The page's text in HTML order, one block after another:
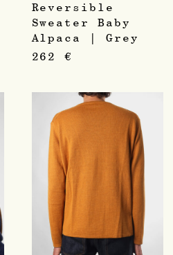
Reversible
Sweater Baby
Alpaca | Grey
262€